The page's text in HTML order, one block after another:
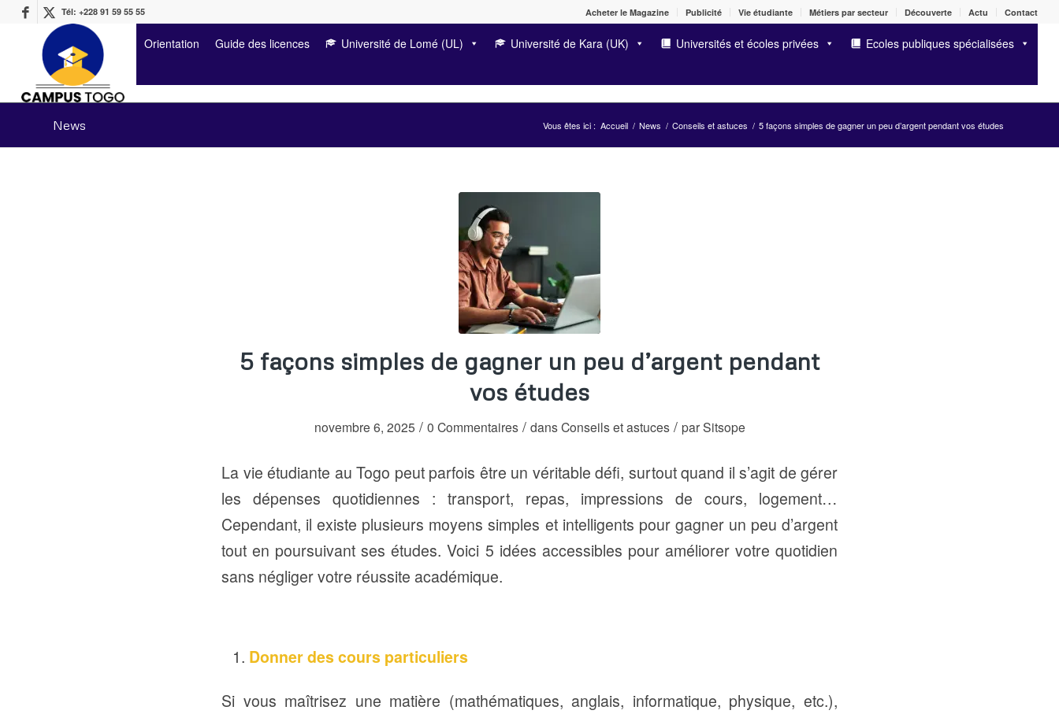
Acheter le Magazine Publicité Vie étudiante Métiers par secteur Découverte Actu Contact
Tél: +228 91 59 55 55
Orientation Guide des licences Université de Lomé (UL) Université de Kara (UK) Universités et écoles privées Ecoles publiques spécialisées
News Vous êtes ici : Accueil / News / Conseils et astuces / 5 façons simples de gagner un peu d’argent pendant vos études
5 façons simples de gagner un peu d’argent pendant
vos études
novembre 6, 2025 / 0 Commentaires / dansConseils et astuces / parSitsope
La vie étudiante au Togo peut parfois être un véritable défi, surtout quand il s’agit de gérer
les dépenses quotidiennes : transport, repas, impressions de cours, logement…
Cependant, il existe plusieurs moyens simples et intelligents pour gagner un peu d’argent
tout en poursuivant ses études. Voici 5 idées accessibles pour améliorer votre quotidien
sans négliger votre réussite académique.
Donner des cours particuliers
Si vous maîtrisez une matière (mathématiques, anglais, informatique, physique, etc.),